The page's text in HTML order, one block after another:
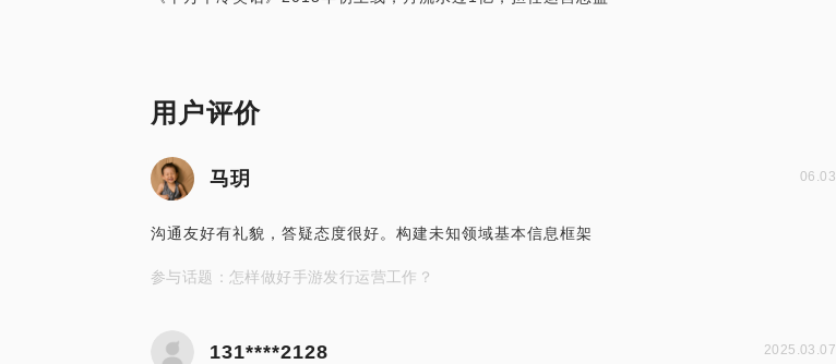
用户评价
马玥 06.03
沟通友好有礼貌，答疑态度很好。构建未知领域基本信息框架
参与话题：怎样做好手游发行运营工作？
131****2128 2025.03.07